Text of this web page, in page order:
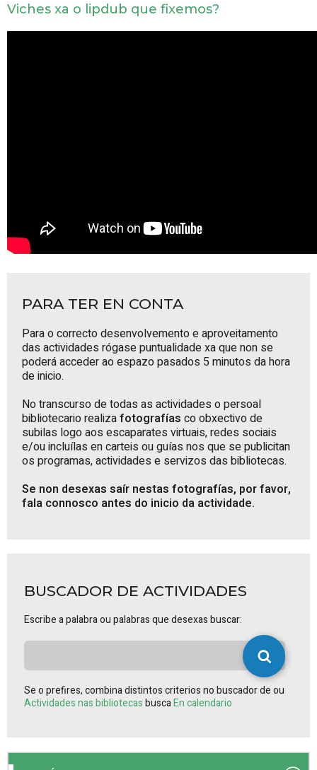
Viches xa o lipdub que fixemos?
PARA TER EN CONTA
Para o correcto desenvolvemento e aproveitamento
das actividades rógase puntualidade xa que non se
poderá acceder ao espazo pasados 5 minutos da hora
de inicio.
No transcurso de todas as actividades o persoal
bibliotecario realizafotografías co obxectivo de
subilas logo aos escaparates virtuais, redes sociais
e/ou incluílas en carteis ou guías nos que se publicitan
os programas, actividades e servizos das bibliotecas.
Se non desexas saír nestas fotografías, por favor,
fala connosco antes do inicio da actividade.
BUSCADOR DE ACTIVIDADES
Escribe a palabra ou palabras que desexas buscar:
Se o prefires, combina distintos criterios no buscador de ou
Actividades nas bibliotecasbuscaEn calendario